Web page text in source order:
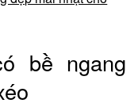
bề ngang